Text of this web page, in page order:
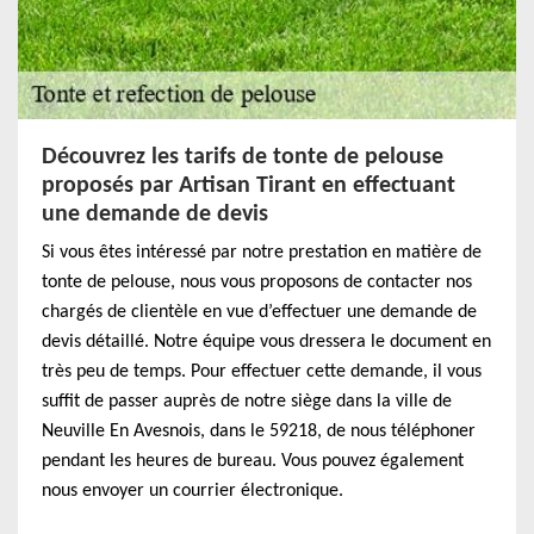
Découvrez les tarifs de tonte de pelouse
proposés par Artisan Tirant en effectuant
une demande de devis
Si vous êtes intéressé par notre prestation en matière de
tonte de pelouse, nous vous proposons de contacter nos
chargés de clientèle en vue d’effectuer une demande de
devis détaillé. Notre équipe vous dressera le document en
très peu de temps. Pour effectuer cette demande, il vous
suffit de passer auprès de notre siège dans la ville de
Neuville En Avesnois, dans le 59218, de nous téléphoner
pendant les heures de bureau. Vous pouvez également
nous envoyer un courrier électronique.